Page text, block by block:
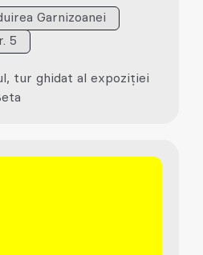
Garnizoanei
5
tur ghidat al expoziției